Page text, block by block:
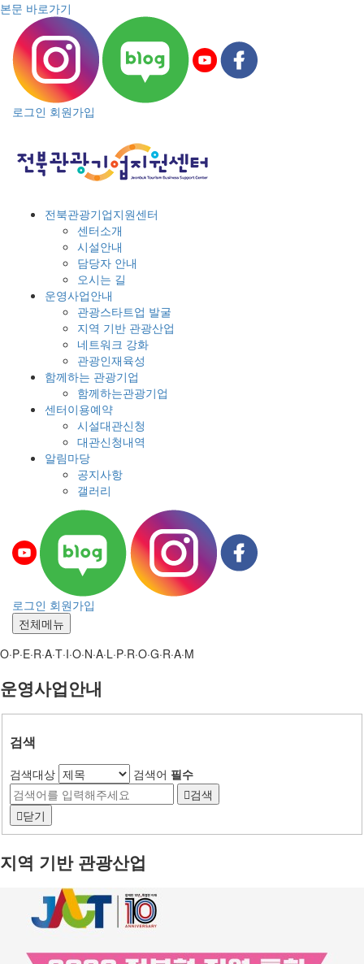
본문 바로가기
로그인 회원가입
전북관광기업지원센터
센터소개
시설안내
담당자 안내
오시는 길
운영사업안내
관광스타트업 발굴
지역 기반 관광산업
네트워크 강화
관광인재육성
함께하는 관광기업
함께하는관광기업
센터이용예약
시설대관신청
대관신청내역
알림마당
공지사항
갤러리
로그인 회원가입
전체메뉴
O·P·E·R·A·T·I·O·N·A·L·P·R·O·G·R·A·M
운영사업안내
검색
검색대상 검색어 필수
검색
닫기
지역 기반 관광산업